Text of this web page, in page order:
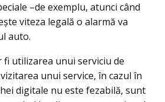
–de exemplu, atunci când
viteza legală o alarmă va
auto.
fi utilizarea unui serviciu de
unui service, în cazul în
digitale nu este fezabilă, sunt